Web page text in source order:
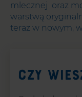
mlecznej oraz
warstwą
teraz w nowym,
Czy